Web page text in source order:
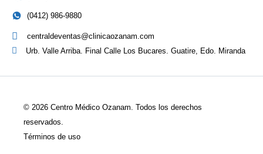
(0412) 986-9880
centraldeventas@clinicaozanam.com
Urb. Valle Arriba. Final Calle Los Bucares. Guatire, Edo. Miranda
© 2026 Centro Médico Ozanam. Todos los derechos
reservados.
Términos de uso